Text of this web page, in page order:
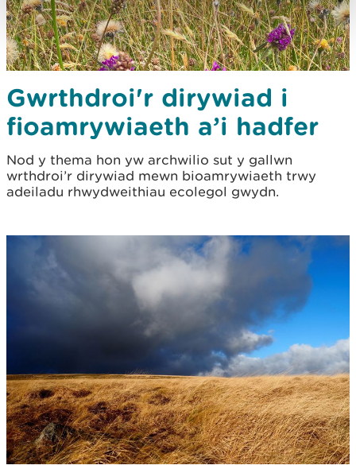
Gwrthdroi'r dirywiad i
fioamrywiaeth a’i hadfer
Nod y thema hon yw archwilio sut y gallwn
wrthdroi’r dirywiad mewn bioamrywiaeth trwy
adeiladu rhwydweithiau ecolegol gwydn.